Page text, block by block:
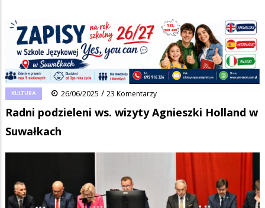
Ścieżka
nawigacyjna
Strona główna/Wiadomości /Kultura/
Radni podzieleni ws. wizyty Agnieszki Holland w Suwałkach
Facebook PinterestTumblr
0 Reddit Share
KULTURA 26/06/2025 / 23 Komentarzy
Radni podzieleni ws. wizyty Agnieszki Holland w
Suwałkach